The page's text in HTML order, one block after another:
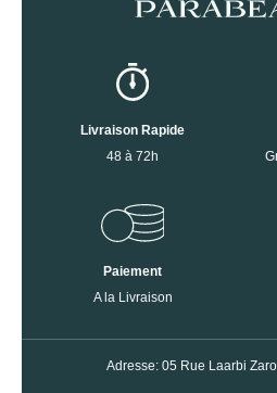
Livraison Rapide
48 à 72h
Paiement
A la Livraison
Adresse: 05 Rue Laarbi